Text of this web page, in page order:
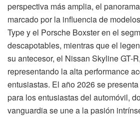
perspectiva más amplia, el
marcado por la influencia de
Type y el Porsche Boxster en el
descapotables, mientras que el
su antecesor, el Nissan Skyline GT-
representando la alta performance
entusiastas. El año 2026 se
para los entusiastas del automóvil,
vanguardia se une a la pasión